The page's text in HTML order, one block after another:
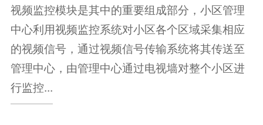
视频监控模块是其中的重要组成部分，小区管理
中心利用视频监控系统对小区各个区域采集相应
的视频信号，通过视频信号传输系统将其传送至
管理中心，由管理中心通过电视墙对整个小区进
行监控...